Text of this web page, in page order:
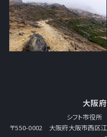
大阪
シフト市役
〒550-0002 大阪府大阪市西区江